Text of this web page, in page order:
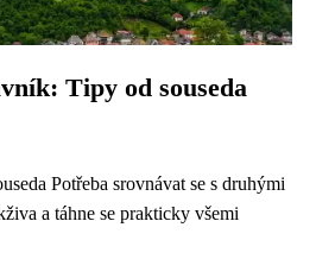
Tipy od souseda
Potřeba srovnávat se s druhými
a táhne se prakticky všemi